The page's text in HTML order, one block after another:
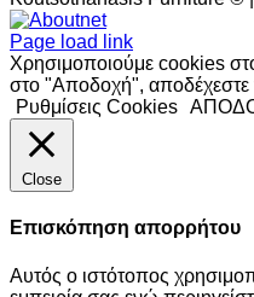
Page load link
Χρησιμοποιούμε cookies
στο "Αποδοχή",
Ρυθμίσεις Cookies
Close
Επισκόπηση απορρήτου
Αυτός ο ιστότοπος